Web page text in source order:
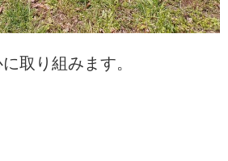
取り組みます。